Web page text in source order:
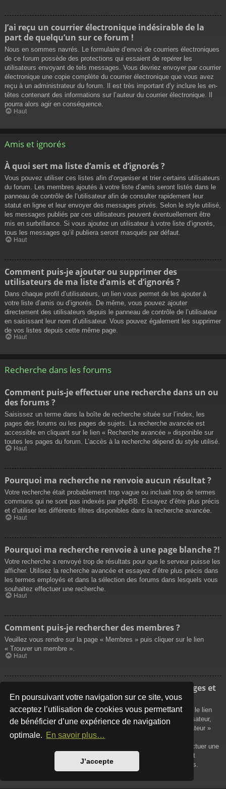
En poursuivant votre navigation sur ce site, vous
acceptez l’utilisation de cookies vous permettant
de bénéficier d’une expérience de navigation
optimale. En savoir plus…
J’accepte
J’ai reçu un courrier électronique indésirable de la
part de quelqu’un sur ce forum !
Nous en sommes navrés. Le formulaire d’envoi de courriers électroniques
de ce forum possède des protections qui essaient de repérer les
utilisateurs envoyant de tels messages. Vous devriez envoyer par courrier
électronique une copie complète du courrier électronique que vous avez
reçu à un administrateur du forum. Il est très important d’y inclure les en-
têtes contenant des informations sur l’auteur du courrier électronique. Il
pourra alors agir en conséquence.
Haut
Amis et ignorés
À quoi sert ma liste d’amis et d’ignorés ?
Vous pouvez utiliser ces listes afin d’organiser et trier certains utilisateurs
du forum. Les membres ajoutés à votre liste d’amis seront listés dans le
panneau de contrôle de l’utilisateur afin de consulter rapidement leur
statut en ligne et leur envoyer des messages privés. Selon le style utilisé,
les messages publiés par ces utilisateurs peuvent éventuellement être
mis en surbrillance. Si vous ajoutez un utilisateur à votre liste d’ignorés,
tous les messages qu’il publiera seront masqués par défaut.
Haut
Comment puis-je ajouter ou supprimer des
utilisateurs de ma liste d’amis et d’ignorés ?
Dans chaque profil d’utilisateurs, un lien vous permet de les ajouter à
votre liste d’amis ou d’ignorés. De même, vous pouvez ajouter
directement des utilisateurs depuis le panneau de contrôle de l’utilisateur
en saisissant leur nom d’utilisateur. Vous pouvez également les supprimer
de vos listes depuis cette même page.
Haut
Recherche dans les forums
Comment puis-je effectuer une recherche dans un ou
des forums ?
Saisissez un terme dans la boîte de recherche située sur l’index, les
pages des forums ou les pages de sujets. La recherche avancée est
accessible en cliquant sur le lien « Recherche avancée » disponible sur
toutes les pages du forum. L’accès à la recherche dépend du style utilisé.
Haut
Pourquoi ma recherche ne renvoie aucun résultat ?
Votre recherche était probablement trop vague ou incluait trop de termes
communs qui ne sont pas indexés par phpBB. Essayez d’être plus précis
et d’utiliser les différents filtres disponibles dans la recherche avancée.
Haut
Pourquoi ma recherche renvoie à une page blanche ?!
Votre recherche a renvoyé trop de résultats pour que le serveur puisse les
afficher. Utilisez la recherche avancée et essayez d’être plus précis dans
les termes employés et dans la sélection des forums dans lesquels vous
souhaitez effectuer une recherche.
Haut
Comment puis-je rechercher des membres ?
Veuillez vous rendre sur la page « Membres » puis cliquer sur le lien
« Trouver un membre ».
Haut
Comment puis-je retrouver mes propres messages et
sujets ?
Vos propres messages peuvent être affichés soit en cliquant sur le lien
« Afficher vos messages » dans le panneau de contrôle de l’utilisateur,
soit en cliquant sur le lien « Rechercher les messages de l’utilisateur »
sur la page de votre propre profil ou soit en cliquant sur le menu
« Raccourcis » situé sur la partie supérieure du forum. Pour effectuer une
recherche de vos propres sujets, utilisez la recherche avancée et
remplissez convenablement les options qui vous sont disponibles.